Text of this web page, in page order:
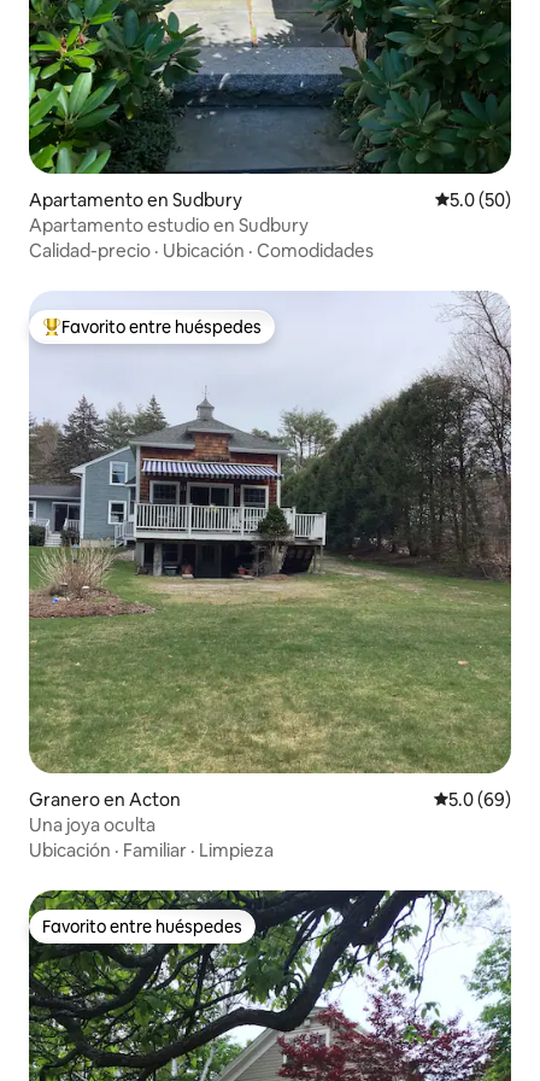
Apartamento en Sudbury Calificación
5.0 (50)
Apartamento estudio en Sudbury
Calidad-precio · Ubicación · Comodidades
Favorito entre huéspedes preferido
Favorito entre huéspedes
Granero en Acton Calificación
5.0 (69)
Una joya oculta
Ubicación · Familiar · Limpieza
Favorito entre huéspedes
Favorito entre huéspedes